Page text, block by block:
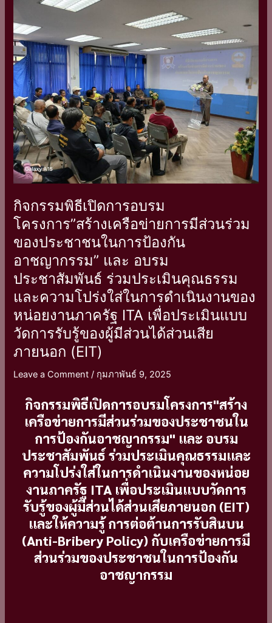
กิจกรรมพิธีเปิดการอบรม
โครงการ”สร้างเครือข่ายการมีส่วนร่วม
ของประชาชนในการป้องกัน
อาชญากรรม” และ อบรม
ประชาสัมพันธ์ ร่วมประเมินคุณธรรม
และความโปร่งใส่ในการดำเนินงานของ
หน่อยงานภาครัฐ ITA เพื่อประเมินแบบ
วัดการรับรู้ของผู้มีส่วนได้ส่วนเสีย
ภายนอก (EIT)
Leave a Comment / กุมภาพันธ์ 9, 2025
กิจกรรมพิธีเปิดการอบรมโครงการ"สร้าง
เครือข่ายการมีส่วนร่วมของประชาชนใน
การป้องกันอาชญากรรม" และ อบรม
ประชาสัมพันธ์ ร่วมประเมินคุณธรรมและ
ความโปร่งใส่ในการดำเนินงานของหน่อย
งานภาครัฐ ITA เพื่อประเมินแบบวัดการ
รับรู้ของผู้มีส่วนได้ส่วนเสียภายนอก (EIT)
และให้ความรู้ การต่อต้านการรับสินบน
(Anti-Bribery Policy) กับเครือข่ายการมี
ส่วนร่วมของประชาชนในการป้องกัน
อาชญากรรม
กิจกรรม
พิธี
เปิด
การ
อบรม
โครงการ”สร้าง
เครือ
ข่าย
การ
มี
ส่วน
ร่วม
ของ
ใน
การ
ป้องกัน
อาชญากรรม”
และ
อบรม
ประชาสัมพันธ์
ร่วม
ประเมิน
คุณธรรม
และ
ความ
การ
ดำเนิน
งาน
ของ
หน่อย
งาน
ITA